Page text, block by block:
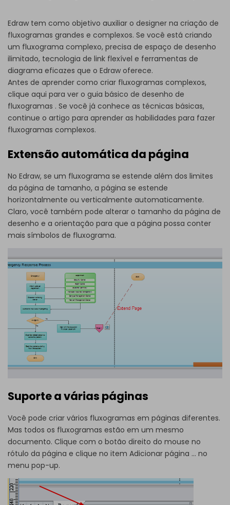
Edraw tem como objetivo auxiliar o designer na criação de
fluxogramas grandes e complexos. Se você está criando
um fluxograma complexo, precisa de espaço de desenho
ilimitado, tecnologia de link flexível e ferramentas de
diagrama eficazes que o Edraw oferece.
Antes de aprender como criar fluxogramas complexos,
clique aqui para ver o guia básico de desenho de
fluxogramas . Se você já conhece as técnicas básicas,
continue o artigo para aprender as habilidades para fazer
fluxogramas complexos.
Extensão automática da página
No Edraw, se um fluxograma se estende além dos limites
da página de tamanho, a página se estende
horizontalmente ou verticalmente automaticamente.
Claro, você também pode alterar o tamanho da página de
desenho e a orientação para que a página possa conter
mais símbolos de fluxograma.
Suporte a várias páginas
Você pode criar vários fluxogramas em páginas diferentes.
Mas todos os fluxogramas estão em um mesmo
documento. Clique com o botão direito do mouse no
rótulo da página e clique no item Adicionar página ... no
menu pop-up.